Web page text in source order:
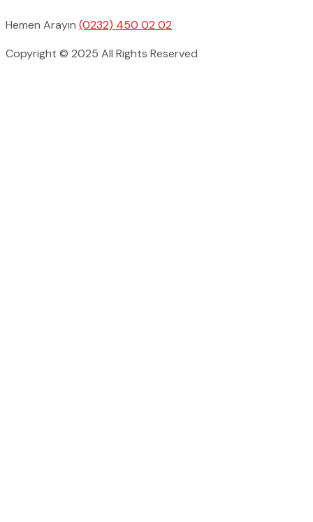
Hemen Arayın (0232) 450 02 02
Copyright © 2025 All Rights Reserved